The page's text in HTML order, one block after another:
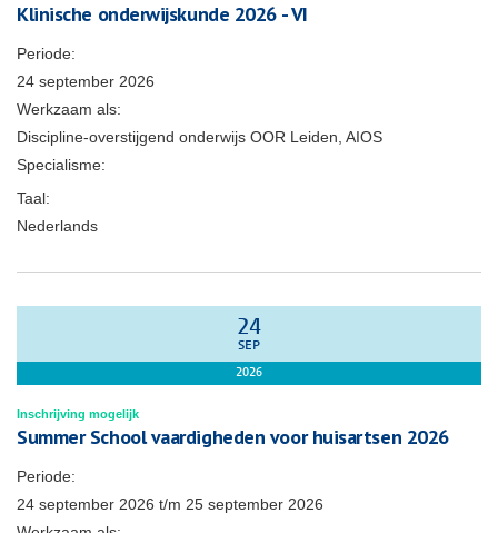
Klinische onderwijskunde 2026 - VI
Periode:
24 september 2026
Werkzaam als:
Discipline-overstijgend onderwijs OOR Leiden, AIOS
Specialisme:
Taal:
Nederlands
24
SEP
2026
Inschrijving mogelijk
Summer School vaardigheden voor huisartsen 2026
Periode:
24 september 2026 t/m 25 september 2026